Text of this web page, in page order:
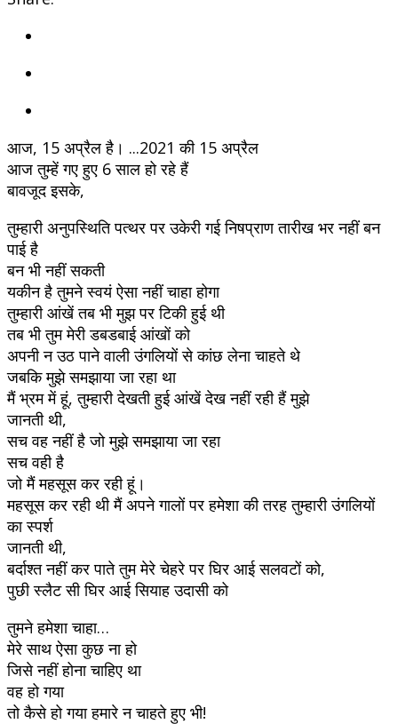
आज, 15 अप्रैल है। ...2021 की 15 अप्रैल
आज तुम्हें गए हुए 6 साल हो रहे हैं
बावजूद इसके,
तुम्हारी अनुपस्थिति पत्थर पर उकेरी गई निषप्राण तारीख भर नहीं बन
पाई है
बन भी नहीं सकती
यकीन है तुमने स्वयं ऐसा नहीं चाहा होगा
तुम्हारी आंखें तब भी मुझ पर टिकी हुई थी
तब भी तुम मेरी डबडबाई आंखों को
अपनी न उठ पाने वाली उंगलियों से कांछ लेना चाहते थे
जबकि मुझे समझाया जा रहा था
मैं भ्रम में हूं, तुम्हारी देखती हुई आंखें देख नहीं रही हैं मुझे
जानती थी,
सच वह नहीं है जो मुझे समझाया जा रहा
सच वही है
जो मैं महसूस कर रही हूं।
महसूस कर रही थी मैं अपने गालों पर हमेशा की तरह तुम्हारी उंगलियों
का स्पर्श
जानती थी,
बर्दाश्त नहीं कर पाते तुम मेरे चेहरे पर घिर आई सलवटों को,
पुछी स्लैट सी घिर आई सियाह उदासी को
तुमने हमेशा चाहा…
मेरे साथ ऐसा कुछ ना हो
जिसे नहीं होना चाहिए था
वह हो गया
तो कैसे हो गया हमारे न चाहते हुए भी!